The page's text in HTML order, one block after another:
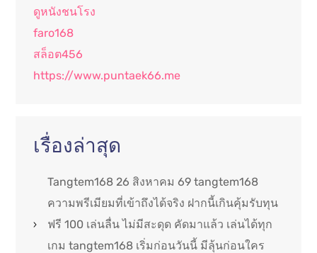
ดูหนังชนโรง
faro168
สล็อต456
https://www.puntaek66.me
เรื่องล่าสุด
Tangtem168 26 สิงหาคม 69 tangtem168
ความพรีเมียมที่เข้าถึงได้จริง ฝากนี้เกินคุ้มรับทุน
ฟรี 100 เล่นลื่น ไม่มีสะดุด คัดมาแล้ว เล่นได้ทุก
เกม tangtem168 เริ่มก่อนวันนี้ มีลุ้นก่อนใคร